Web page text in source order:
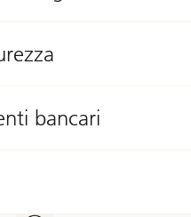
bancari